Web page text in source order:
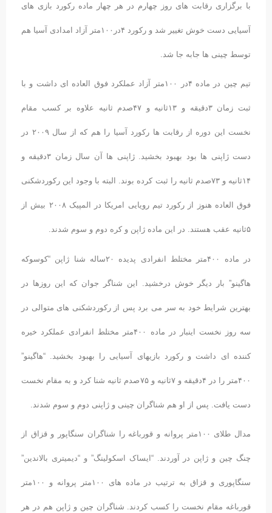
با برگزاری رقابت های روز چهارم در هر چهار ماده رکورد بازی های
آسیایی دست خوش تغییر شد و رکورد ۴در۱۰۰متر آزاد امدادی آسیا هم
توسط چینی ها جابه جا شد.
تیم چین در ماده ۴در ۱۰۰متر آزاد عملکرد فوق العاده ای داشت و با
ثبت زمان ۳دقیقه و ۱۳ثانیه و ۴۷صدم ثانیه علاوه بر کسب مقام
نخست این دوره از رقابت ها رکورد آسیا را هم که از سال ۲۰۰۹ در
دست ژاپنی ها بود بهبود بخشید. ژاپنی ها آن سال زمان ۳دقیقه و
۱۴ثانیه و ۷۳صدم ثانیه را ثبت کرده بوند. البته با وجود این رکوردشکنی
فوق العاده هنوز از رکورد تیم رویایی امریکا در المپیک ۲۰۰۸ بیش از
۵ثانیه عقب هستند. در این ماده ژاپن و کره دوم و سوم شدند.
در ماده ۴۰۰متر مختلط انفرادی پدیده ۲۰ساله شنا ژاپن “کوسوکه
هاگینو” بار دیگر خوش درخشید. این شناگر جوان که این روزها در
بهترین شرایط خود به سر می برد پس از رکوردشکنی های متوالی در
سه روز نخست اینبار در ماده ۴۰۰متر مختلط انفرادی عملکرد خیره
کننده ای داشت و رکورد بازیهای آسیایی را بهبود بخشید. “هاگینو”
۴۰۰متر را در ۴دقیقه و ۷ثانیه و ۷۵صدم ثانیه شنا کرد و به مقام نخست
دست یافت. پس از او هم شناگران چینی و ژاپنی دوم و سوم شدند.
مدال طلای ۱۰۰متر پروانه و قورباغه را شناگران سنگاپور و قزاق از
چنگ چین و ژاپن در آوردند. “ایساک اسکولینگ” و “دیمیتری بالاندین”
سنگاپوری و قزاق به ترتیب در ماده های ۱۰۰متر پروانه و ۱۰۰متر
قورباغه مقام نخست را کسب کردند. شناگران چین و ژاپن هم در هر